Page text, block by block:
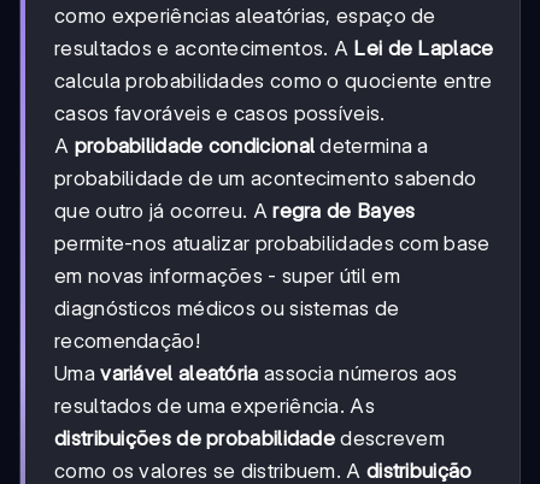
como experiências aleatórias, espaço de
resultados e acontecimentos. A Lei de Laplace
calcula probabilidades como o quociente entre
casos favoráveis e casos possíveis.
A probabilidade condicional determina a
probabilidade de um acontecimento sabendo
que outro já ocorreu. Aregra de Bayes
permite-nos atualizar probabilidades com base
em novas informações - super útil em
diagnósticos médicos ou sistemas de
recomendação!
Umavariável aleatória associa números aos
resultados de uma experiência. As
distribuições de probabilidade descrevem
como os valores se distribuem. A distribuição